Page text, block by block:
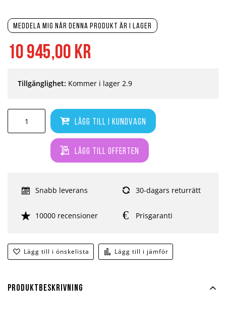
10 945,00 kr
Meddela mig när denna produkt är i lager
Lägg till i kundvagn
Lägg till offerten
Lägg till i önskelista Lägg till i jämför
Tillgänglighet: Kommer i lager 2.9
Snabb leverans 30-dagars returrätt
10000 recensioner Prisgaranti
Produktbeskrivning